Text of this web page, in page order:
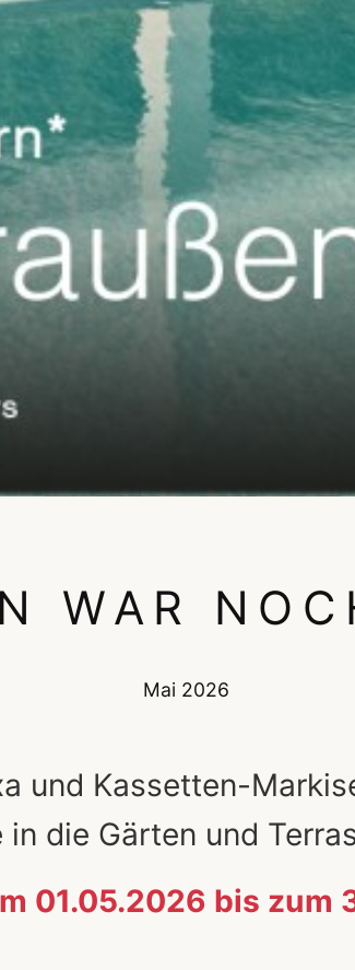
WAR
Mai 2026
und Kassetten-
die Gärten und
01.05.2026 bis zum